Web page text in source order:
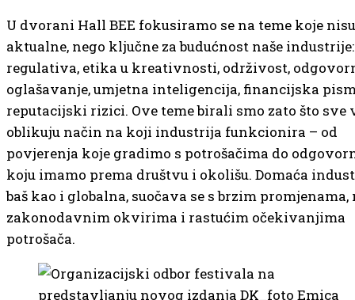
U dvorani Hall BEE fokusiramo se na teme koje
aktualne, nego ključne za budućnost naše industrije:
regulativa, etika u kreativnosti, održivost,
oglašavanje, umjetna inteligencija, financijska
reputacijski rizici. Ove teme birali smo zato što sve
oblikuju način na koji industrija funkcionira – od
povjerenja koje gradimo s potrošačima do
koju imamo prema društvu i okolišu. Domaća
baš kao i globalna, suočava se s brzim
zakonodavnim okvirima i rastućim očekivanjima
potrošača.